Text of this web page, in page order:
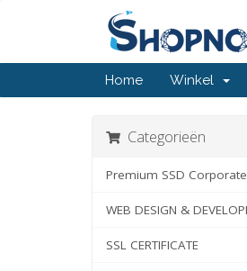
Home Winkel
Categorieën
Premium SSD
WEB DESIGN &
SSL CERTIFICATE